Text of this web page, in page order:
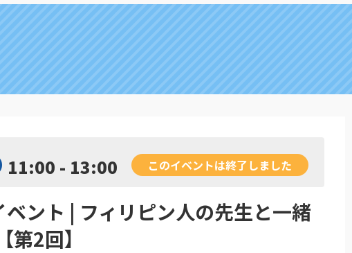
11:00 - 13:00 このイベントは終了しました
ベント | フィリピン人の先生と一緒
2回】